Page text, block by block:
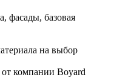
фасады, базовая
на выбор
компании Boyard